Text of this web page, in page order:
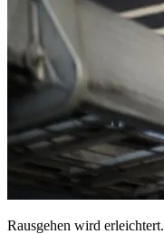
Rausgehen wird erleichtert.